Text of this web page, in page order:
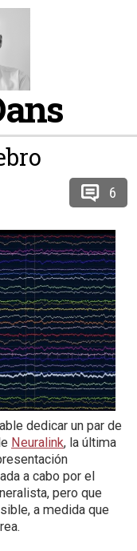
6
dedicar un par de
Neuralink, la última
a cabo por el
pero que
a medida que